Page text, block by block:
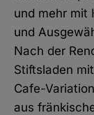
und mehr mit
und
Nach der
Stiftsladen
Cafe-
aus